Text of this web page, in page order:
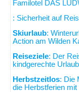
Familotel DAS
: Sicherheit auf
Skiurlaub:
Action am Wilden
Reiseziele: Der
kindgerechte
Herbstzeitlos: Die
die Herbstferien mit